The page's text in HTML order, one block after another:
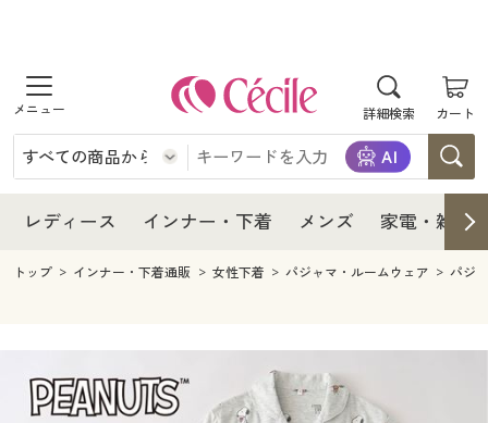
詳細検索 カート
商品を探す
レディース
レディースファッション
インナー・下着
インナー・下着通販すべて
メンズ下着
メンズ
メンズファッション
家電・雑貨すべて
寝具・インテリア・家具
レディース インナー・下着 メンズ 家電・雑貨
レディース
レディース通販すべて
レディースファッション
インナー・下着
インナー・下着通販すべて
ジュニア・ティーンズ下着
メンズ
メンズ下着
家電
寝具・インテリア・家具通販すべて
美容・健康
トップ インナー・下着通販 女性下着 パジャマ・ルームウェア パジ